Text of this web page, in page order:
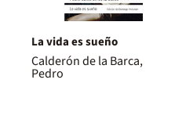
La vida es sueño
Calderón de la Barca,
Pedro